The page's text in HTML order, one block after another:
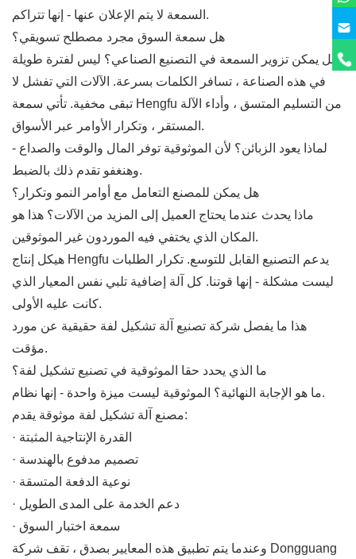
السمعة لا يتم الإعلان عنها - إنها تتراكم.
هل سمعة السوق مجرد مصطلح تسويقي؟
هل يمكن تزوير السمعة في التصنيع الصناعي؟ ليس لفترة طويلة
في هذه الصناعة ، تسافر الكلمات بسرعة. الآلات التي تفشل لا
تبقى مخفية. تأتي سمعة Hengfu من التسليم المتسق ، وأداء الآلة
المستقر ، وتكرار الأوامر عبر الأسواق.
لماذا يعود الزبائن؟ لأن الموثوقية توفر المال والوقت والصداع -
وهنغفو تقدم ذلك بالضبط.
هل يمكن للمصنع التعامل مع أوامر النمو وتكرار؟
ماذا يحدث عندما يحتاج العميل إلى المزيد من الآلات؟ هذا هو
المكان الذي يختفي فيه الموردون غير الموثوقين.
هيكل إنتاج Hengfu يدعم التصنيع القابل للتوسع. تكرار الطلبات
ليست مشكلة - إنها قوتنا. كل آلة إضافية تلبي نفس المعيار الذي
كانت عليه الأولى.
هذا ما يفصل شركة تصنيع آلة تشكيل لفة حقيقية عن مورد
مؤقت.
ما الذي يحدد حقا الموثوقية في تصنيع تشكيل لفة؟
ما هو الإجابة النهائية؟ الموثوقية ليست ميزة واحدة - إنها نظام.
مصنع آلة تشكيل لفة موثوقة يقدم:
· القدرة الإنتاجية المثبتة
· تصميم مدفوع بالهندسة
· نوعية الدفعة المتسقة
· دعم الخدمة على المدى الطويل
· سمعة اختبار السوق
وعندما يتم تطبيق هذه المعايير بصدق ، تقف شركة Dongguang